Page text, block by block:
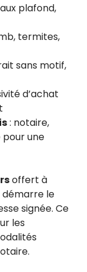
plafond,
termites,
sans motif,
d’achat
: notaire,
une
offert à
démarre le
signée. Ce
les